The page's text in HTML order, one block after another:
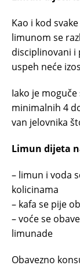
Kao i kod
limunom se
disciplinovani i
uspeh neće
Iako je
minimalnih 4
van jelovnika
Limun dijeta
– limun i voda
kolicinama
– kafa se pije
– voće se
limunade
Obavezno